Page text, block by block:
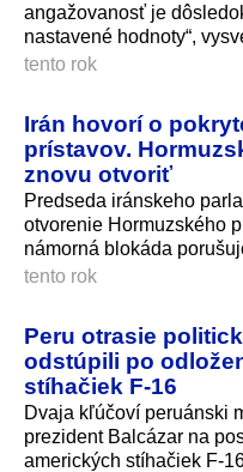
angažovanosť je
nastavené hodnoty“,
tento rok
Irán hovorí o
prístavov.
znovu otvoriť
Predseda iránskeho
otvorenie Hormuzského
námorná blokáda
tento rok
Peru otrasie
odstúpili po
stíhačiek F-16
Dvaja kľúčoví peruánski
prezident Balcázar na
amerických stíhačiek F-